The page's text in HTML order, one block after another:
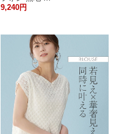
9,240円